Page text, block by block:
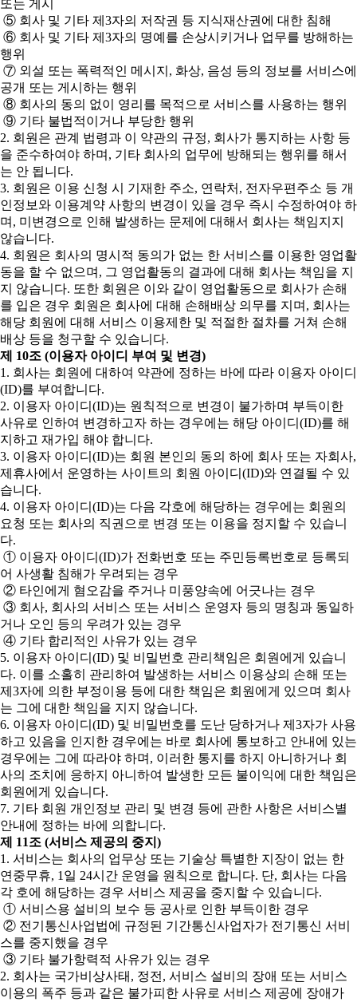
또는 게시
⑤ 회사 및 기타 제3자의 저작권 등 지식재산권에 대한 침해
⑥ 회사 및 기타 제3자의 명예를 손상시키거나 업무를 방해하는
행위
⑦ 외설 또는 폭력적인 메시지, 화상, 음성 등의 정보를 서비스에
공개 또는 게시하는 행위
⑧ 회사의 동의 없이 영리를 목적으로 서비스를 사용하는 행위
⑨ 기타 불법적이거나 부당한 행위
2. 회원은 관계 법령과 이 약관의 규정, 회사가 통지하는 사항 등
을 준수하여야 하며, 기타 회사의 업무에 방해되는 행위를 해서
는 안 됩니다.
3. 회원은 이용 신청 시 기재한 주소, 연락처, 전자우편주소 등 개
인정보와 이용계약 사항의 변경이 있을 경우 즉시 수정하여야 하
며, 미변경으로 인해 발생하는 문제에 대해서 회사는 책임지지
않습니다.
4. 회원은 회사의 명시적 동의가 없는 한 서비스를 이용한 영업활
동을 할 수 없으며, 그 영업활동의 결과에 대해 회사는 책임을 지
지 않습니다. 또한 회원은 이와 같이 영업활동으로 회사가 손해
를 입은 경우 회원은 회사에 대해 손해배상 의무를 지며, 회사는
해당 회원에 대해 서비스 이용제한 및 적절한 절차를 거쳐 손해
배상 등을 청구할 수 있습니다.
제 10조 (이용자 아이디 부여 및 변경)
1. 회사는 회원에 대하여 약관에 정하는 바에 따라 이용자 아이디
(ID)를 부여합니다.
2. 이용자 아이디(ID)는 원칙적으로 변경이 불가하며 부득이한
사유로 인하여 변경하고자 하는 경우에는 해당 아이디(ID)를 해
지하고 재가입 해야 합니다.
3. 이용자 아이디(ID)는 회원 본인의 동의 하에 회사 또는 자회사,
제휴사에서 운영하는 사이트의 회원 아이디(ID)와 연결될 수 있
습니다.
4. 이용자 아이디(ID)는 다음 각호에 해당하는 경우에는 회원의
요청 또는 회사의 직권으로 변경 또는 이용을 정지할 수 있습니
다.
① 이용자 아이디(ID)가 전화번호 또는 주민등록번호로 등록되
어 사생활 침해가 우려되는 경우
② 타인에게 혐오감을 주거나 미풍양속에 어긋나는 경우
③ 회사, 회사의 서비스 또는 서비스 운영자 등의 명칭과 동일하
거나 오인 등의 우려가 있는 경우
④ 기타 합리적인 사유가 있는 경우
5. 이용자 아이디(ID) 및 비밀번호 관리책임은 회원에게 있습니
다. 이를 소홀히 관리하여 발생하는 서비스 이용상의 손해 또는
제3자에 의한 부정이용 등에 대한 책임은 회원에게 있으며 회사
는 그에 대한 책임을 지지 않습니다.
6. 이용자 아이디(ID) 및 비밀번호를 도난 당하거나 제3자가 사용
하고 있음을 인지한 경우에는 바로 회사에 통보하고 안내에 있는
경우에는 그에 따라야 하며, 이러한 통지를 하지 아니하거나 회
사의 조치에 응하지 아니하여 발생한 모든 불이익에 대한 책임은
회원에게 있습니다.
7. 기타 회원 개인정보 관리 및 변경 등에 관한 사항은 서비스별
안내에 정하는 바에 의합니다.
제 11조 (서비스 제공의 중지)
1. 서비스는 회사의 업무상 또는 기술상 특별한 지장이 없는 한
연중무휴, 1일 24시간 운영을 원칙으로 합니다. 단, 회사는 다음
각 호에 해당하는 경우 서비스 제공을 중지할 수 있습니다.
① 서비스용 설비의 보수 등 공사로 인한 부득이한 경우
② 전기통신사업법에 규정된 기간통신사업자가 전기통신 서비
스를 중지했을 경우
③ 기타 불가항력적 사유가 있는 경우
2. 회사는 국가비상사태, 정전, 서비스 설비의 장애 또는 서비스
이용의 폭주 등과 같은 불가피한 사유로 서비스 제공에 장애가